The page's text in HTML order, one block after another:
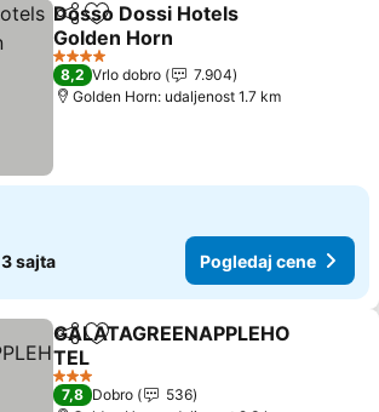
Deli Dodati u favorite
Dosso Dossi Hotels
Golden Horn
Pogledaj cene
4 Zvezdice
8,2 Vrlo dobro
7.904
Golden Horn: udaljenost 1.7 km
3 sajta Pogledaj cene
Deli Dodati u favorite
GALATAGREENAPPLEHO
TEL
Pogledaj cene
3 Zvezdice
7,8 Dobro
536